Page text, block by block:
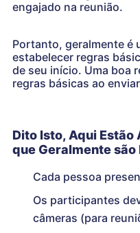
engajado na reunião.
Portanto, geralmente é
estabelecer regras
de seu início. Uma boa
regras básicas ao
Dito Isto, Aqui
que Geralmente
Cada pessoa
Os participantes
câmeras (para